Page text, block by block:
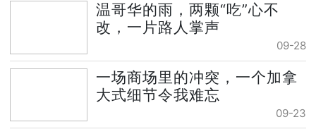
温哥华的雨，两颗“吃”心不
改，一片路人掌声
09-28
一场商场里的冲突，一个加拿
大式细节令我难忘
09-23